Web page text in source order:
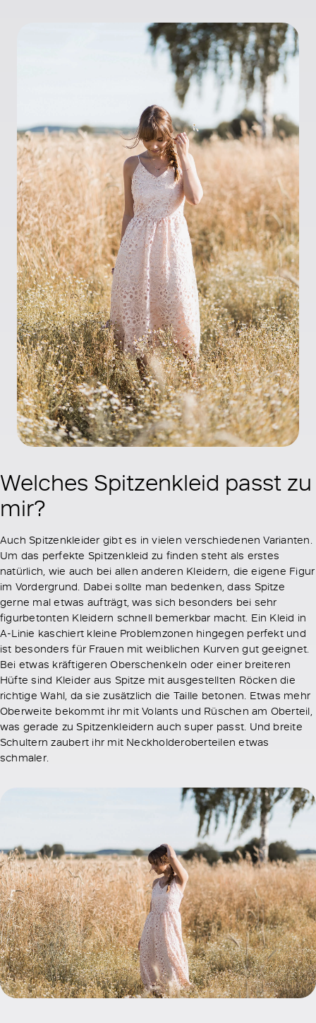
Welches Spitzenkleid passt zu
mir?
Auch Spitzenkleider gibt es in vielen verschiedenen Varianten.
Um das perfekte Spitzenkleid zu finden steht als erstes
natürlich, wie auch bei allen anderen Kleidern, die eigene Figur
im Vordergrund. Dabei sollte man bedenken, dass Spitze
gerne mal etwas aufträgt, was sich besonders bei sehr
figurbetonten Kleidern schnell bemerkbar macht. Ein Kleid in
A-Linie kaschiert kleine Problemzonen hingegen perfekt und
ist besonders für Frauen mit weiblichen Kurven gut geeignet.
Bei etwas kräftigeren Oberschenkeln oder einer breiteren
Hüfte sind Kleider aus Spitze mit ausgestellten Röcken die
richtige Wahl, da sie zusätzlich die Taille betonen. Etwas mehr
Oberweite bekommt ihr mit Volants und Rüschen am Oberteil,
was gerade zu Spitzenkleidern auch super passt. Und breite
Schultern zaubert ihr mit Neckholderoberteilen etwas
schmaler.